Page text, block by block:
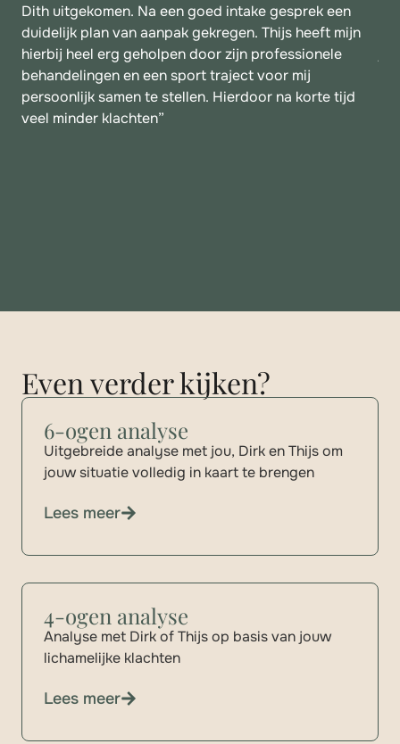
Dith uitgekomen. Na een goed intake gesprek een
duidelijk plan van aanpak gekregen. Thijs heeft mijn
hierbij heel erg geholpen door zijn professionele
behandelingen en een sport traject voor mij
persoonlijk samen te stellen. Hierdoor na korte tijd
veel minder klachten”
Even verder kijken?
6-ogen analyse
Uitgebreide analyse met jou, Dirk en Thijs om
jouw situatie volledig in kaart te brengen
Lees meer
4-ogen analyse
Analyse met Dirk of Thijs op basis van jouw
lichamelijke klachten
Lees meer